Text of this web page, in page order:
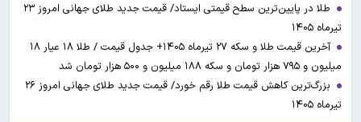
طلا در پایین‌ترین سطح قیمتی ایستاد/ قیمت جدید طلای جهانی امروز ۲۳
تیرماه ۱۴۰۵
آخرین قیمت طلا و سکه ۲۷ تیرماه ۱۴۰۵+ جدول قیمت / طلا ۱۸ عیار ۱۸
میلیون و ۷۹۵ هزار تومان و سکه ۱۸۸ میلیون و ۵۰۰ هزار تومان شد
بزرگ‌ترین کاهش قیمت طلا رقم خورد/ قیمت جدید طلای جهانی امروز ۲۶
تیرماه ۱۴۰۵